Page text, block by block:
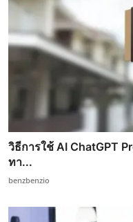
วิธีการใช้ AI ChatGPT
ทา...
benzbenzio